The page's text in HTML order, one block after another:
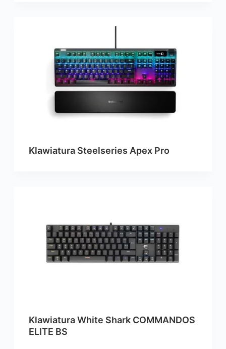
Klawiatura Steelseries Apex Pro
Klawiatura White Shark COMMANDOS
ELITE BS